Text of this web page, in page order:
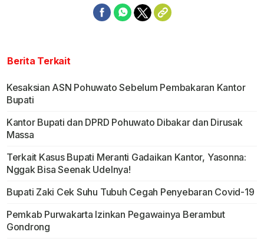
Berita Terkait
Kesaksian ASN Pohuwato Sebelum Pembakaran Kantor
Bupati
Kantor Bupati dan DPRD Pohuwato Dibakar dan Dirusak
Massa
Terkait Kasus Bupati Meranti Gadaikan Kantor, Yasonna:
Nggak Bisa Seenak Udelnya!
Bupati Zaki Cek Suhu Tubuh Cegah Penyebaran Covid-19
Pemkab Purwakarta Izinkan Pegawainya Berambut
Gondrong